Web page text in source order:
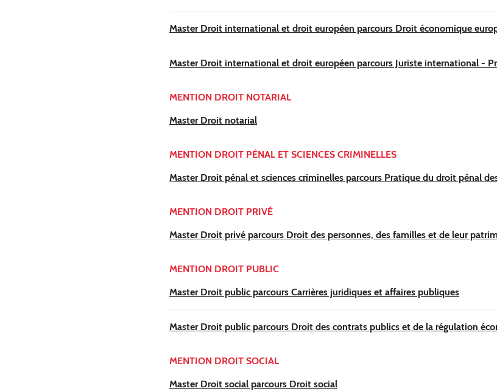
Master Droit international et droit européen parcours Droit économique
Master Droit international et droit européen parcours Juriste international -
MENTION DROIT NOTARIAL
Master Droit notarial
MENTION DROIT PÉNAL ET SCIENCES CRIMINELLES
Master Droit pénal et sciences criminelles parcours Pratique du droit pénal
MENTION DROIT PRIVÉ
Master Droit privé parcours Droit des personnes, des familles et de leur
MENTION DROIT PUBLIC
Master Droit public parcours Carrières juridiques et affaires publiques
Master Droit public parcours Droit des contrats publics et de la régulation
MENTION DROIT SOCIAL
Master Droit social parcours Droit social